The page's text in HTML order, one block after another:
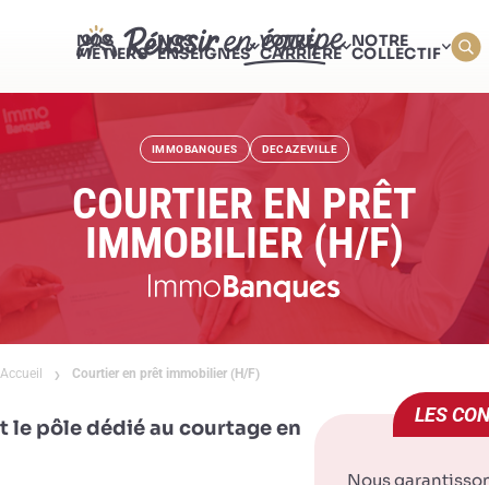
NOS
MÉTIERS
NOS
ENSEIGNES
VOTRE
CARRIÈRE
NOTRE
COLLECTIF
IMMOBANQUES DECAZEVILLE
COURTIER EN PRÊT
IMMOBILIER (H/F)
Accueil Courtier en prêt immobilier (H/F)
le pôle dédié au courtage en
LES
Nous